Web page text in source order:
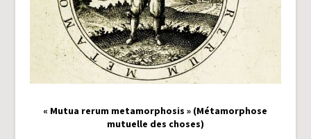
« Mutua rerum metamorphosis » (Métamorphose
mutuelle des choses)